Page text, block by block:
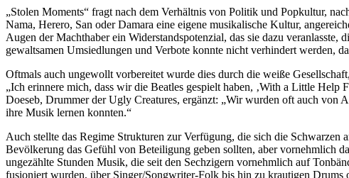
„Stolen Moments“ fragt nach dem Verhältnis von Politik und Popkultur,
Nama, Herero, San oder Damara eine eigene musikalische Kultur,
Augen der Machthaber ein Widerstandspotenzial, das sie dazu
gewaltsamen Umsiedlungen und Verbote konnte nicht verhindert werden,
Oftmals auch ungewollt vorbereitet wurde dies durch die weiße
„Ich erinnere mich, dass wir die Beatles gespielt haben, ‚With a Little
Doeseb, Drummer der Ugly Crea­tures, ergänzt: „Wir wurden oft auch von
ihre Musik lernen konnten.“
Auch stellte das Regime Strukturen zur Verfügung, die sich die Schwarzen
Bevölkerung das Gefühl von Beteiligung geben sollten, aber vornehmlich
ungezählte Stunden Musik, die seit den Sechzigern vornehmlich auf
fusioniert wurden, über Singer/Songwriter-Folk bis hin zu krautigen Drums